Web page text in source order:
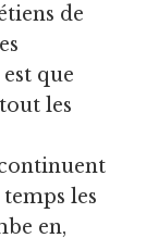
de
que
les
les
en,